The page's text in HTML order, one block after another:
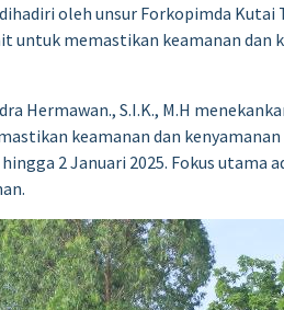
oleh unsur Forkopimda
memastikan keamanan dan
Hermawan., S.I.K., M.H
keamanan dan
2 Januari 2025. Fokus